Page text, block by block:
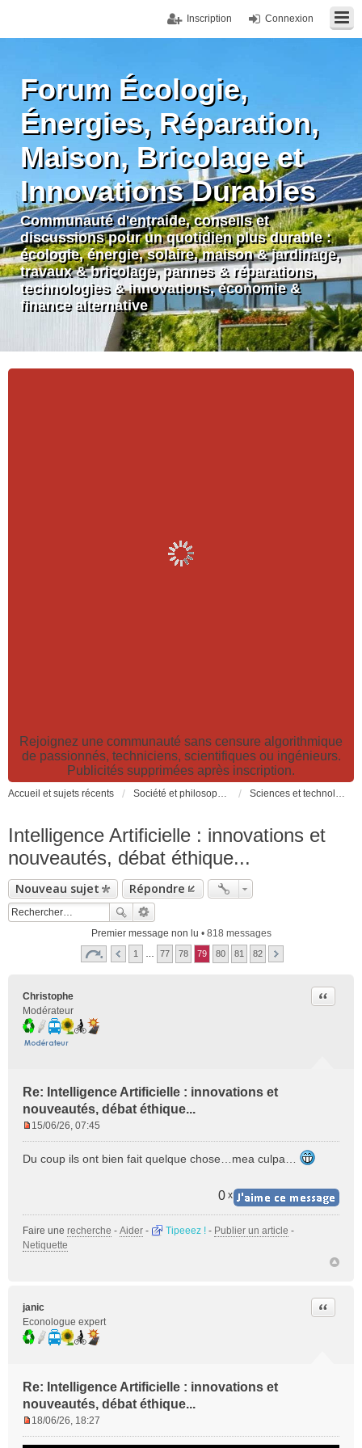
Connexion
Inscription
Forum Écologie,
Énergies, Réparation,
Maison, Bricolage et
Innovations Durables
Communauté d'entraide, conseils et
discussions pour un quotidien plus durable :
écologie, énergie, solaire, maison & jardinage,
travaux & bricolage, pannes & réparations,
technologies & innovations, économie &
finance alternative
Rejoignez une communauté sans censure algorithmique
de passionnés, techniciens, scientifiques ou ingénieurs.
Publicités supprimées après inscription.
Accueil et sujets récents Société et philosophie. Sciences et technologies. Santé et prévention. Sciences et technologies
Intelligence Artificielle : innovations et
nouveautés, débat éthique...
Nouveau sujet Répondre
Premier message non lu • 818 messages
1 77 78 79 80 81 82
Christophe
Modérateur
Re: Intelligence Artificielle : innovations et
nouveautés, débat éthique...
Citer
s
o
15/06/26, 07:45
Du coup ils ont bien fait quelque chose…mea culpa…
0 x
Faire une recherche - Aider - Tipeeez ! - Publier un article -
Netiquette
janic
Econologue expert
Re: Intelligence Artificielle : innovations et
nouveautés, débat éthique...
Citer
e
18/06/26, 18:27